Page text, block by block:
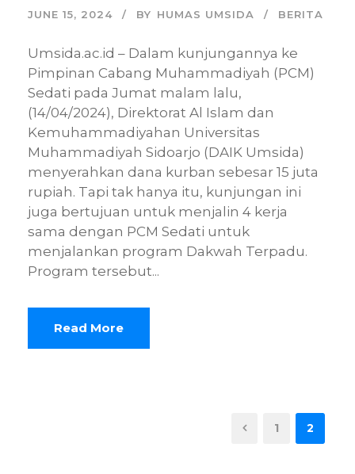
JUNE 15, 2024 BY HUMAS UMSIDA BERITA
Umsida.ac.id – Dalam kunjungannya ke
Pimpinan Cabang Muhammadiyah (PCM)
Sedati pada Jumat malam lalu,
(14/04/2024), Direktorat Al Islam dan
Kemuhammadiyahan Universitas
Muhammadiyah Sidoarjo (DAIK Umsida)
menyerahkan dana kurban sebesar 15 juta
rupiah. Tapi tak hanya itu, kunjungan ini
juga bertujuan untuk menjalin 4 kerja
sama dengan PCM Sedati untuk
menjalankan program Dakwah Terpadu.
Program tersebut...
Read More
1 2